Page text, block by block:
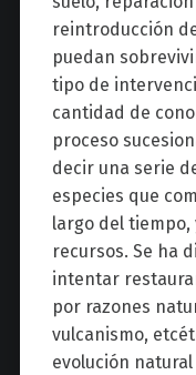
reintroducción
puedan
tipo de
cantidad de
proceso
decir una serie
especies que
largo del
recursos. Se ha
intentar
por razones
vulcanismo,
evolución